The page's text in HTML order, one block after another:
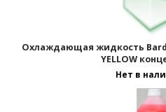
Охлаждающая жидкость
YELLOW
Нет в